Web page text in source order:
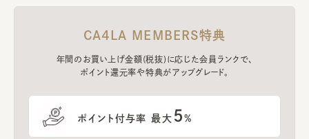
CA4LA MEMBERS特典
年間のお買い上げ金額(税抜)に応じた会員ランクで、
ポイント還元率や特典がアップグレード。
ポイント付与率 最大 5%